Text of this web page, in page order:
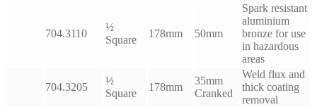
704.3110
½
Square
178mm 50mm
Spark resistant
aluminium
bronze for use
in hazardous
areas
704.3205
½
Square
178mm
35mm
Cranked
Weld flux and
thick coating
removal